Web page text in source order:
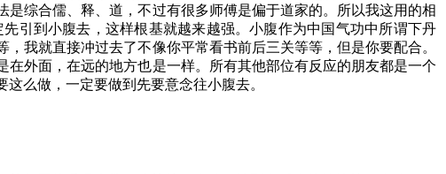
综合儒、释、道，不过有很多师傅是偏于道家的。所以我这用的相
引到小腹去，这样根基就越来越强。小腹作为中国气功中所谓下丹
我就直接冲过去了不像你平常看书前后三关等等，但是你要配合。
外面，在远的地方也是一样。所有其他部位有反应的朋友都是一个
么做，一定要做到先要意念往小腹去。